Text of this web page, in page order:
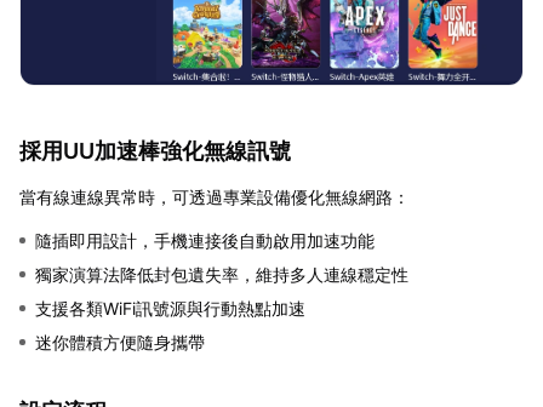
採用UU加速棒強化無線訊號
當有線連線異常時，可透過專業設備優化無線網路：
隨插即用設計，手機連接後自動啟用加速功能
獨家演算法降低封包遺失率，維持多人連線穩定性
支援各類WiFi訊號源與行動熱點加速
迷你體積方便隨身攜帶